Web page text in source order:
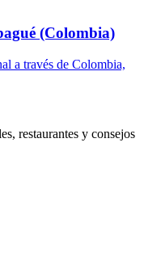
(Colombia)
a través de Colombia,
restaurantes y consejos